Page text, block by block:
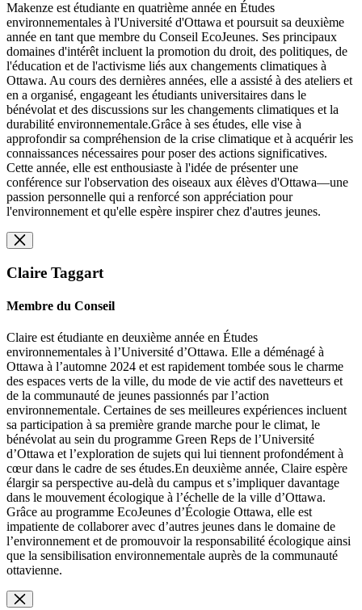
Makenze est étudiante en quatrième année en Études
environnementales à l'Université d'Ottawa et poursuit sa deuxième
année en tant que membre du Conseil EcoJeunes. Ses principaux
domaines d'intérêt incluent la promotion du droit, des politiques, de
l'éducation et de l'activisme liés aux changements climatiques à
Ottawa. Au cours des dernières années, elle a assisté à des ateliers et
en a organisé, engageant les étudiants universitaires dans le
bénévolat et des discussions sur les changements climatiques et la
durabilité environnementale.Grâce à ses études, elle vise à
approfondir sa compréhension de la crise climatique et à acquérir les
connaissances nécessaires pour poser des actions significatives.
Cette année, elle est enthousiaste à l'idée de présenter une
conférence sur l'observation des oiseaux aux élèves d'Ottawa—une
passion personnelle qui a renforcé son appréciation pour
l'environnement et qu'elle espère inspirer chez d'autres jeunes.
Claire Taggart
Membre du Conseil
Claire est étudiante en deuxième année en Études
environnementales à l’Université d’Ottawa. Elle a déménagé à
Ottawa à l’automne 2024 et est rapidement tombée sous le charme
des espaces verts de la ville, du mode de vie actif des navetteurs et
de la communauté de jeunes passionnés par l’action
environnementale. Certaines de ses meilleures expériences incluent
sa participation à sa première grande marche pour le climat, le
bénévolat au sein du programme Green Reps de l’Université
d’Ottawa et l’exploration de sujets qui lui tiennent profondément à
cœur dans le cadre de ses études.En deuxième année, Claire espère
élargir sa perspective au-delà du campus et s’impliquer davantage
dans le mouvement écologique à l’échelle de la ville d’Ottawa.
Grâce au programme EcoJeunes d’Écologie Ottawa, elle est
impatiente de collaborer avec d’autres jeunes dans le domaine de
l’environnement et de promouvoir la responsabilité écologique ainsi
que la sensibilisation environnementale auprès de la communauté
ottavienne.